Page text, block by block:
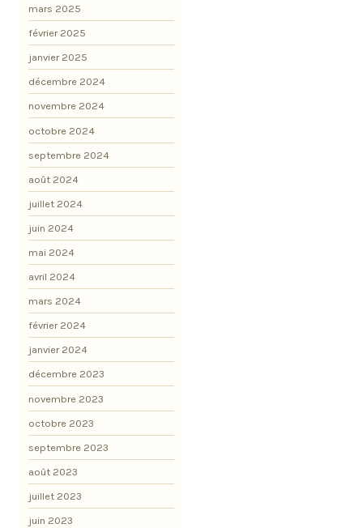
mars 2025
février 2025
janvier 2025
décembre 2024
novembre 2024
octobre 2024
septembre 2024
août 2024
juillet 2024
juin 2024
mai 2024
avril 2024
mars 2024
février 2024
janvier 2024
décembre 2023
novembre 2023
octobre 2023
septembre 2023
août 2023
juillet 2023
juin 2023